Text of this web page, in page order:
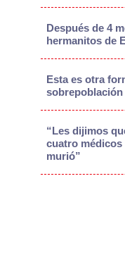
Después de 4
hermanitos de
Esta es otra
sobrepoblación
“Les dijimos
cuatro médicos
murió”